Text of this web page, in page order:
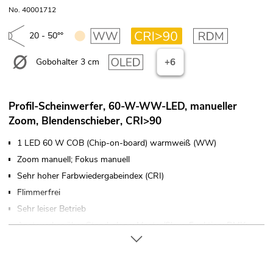
No. 40001712
20 - 50°°
Gobohalter 3 cm +6
Profil-Scheinwerfer, 60-W-WW-LED, manueller
Zoom, Blendenschieber, CRI>90
1 LED 60 W COB (Chip-on-board) warmweiß (WW)
Zoom manuell; Fokus manuell
Sehr hoher Farbwiedergabeindex (CRI)
Flimmerfrei
Sehr leiser Betrieb
Ansteuerbar über Stand-alone; Master/Slave-Funktion; DMX;